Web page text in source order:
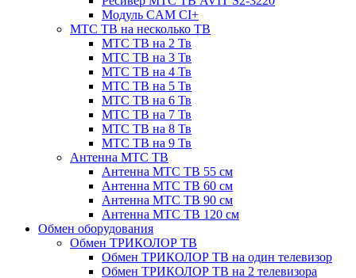
Модуль CAM CI+
МТС ТВ на несколько ТВ
МТС ТВ на 2 Тв
МТС ТВ на 3 Тв
МТС ТВ на 4 Тв
МТС ТВ на 5 Тв
МТС ТВ на 6 Тв
МТС ТВ на 7 Тв
МТС ТВ на 8 Тв
МТС ТВ на 9 Тв
Антенна МТС ТВ
Антенна МТС ТВ 55 см
Антенна МТС ТВ 60 см
Антенна МТС ТВ 90 см
Антенна МТС ТВ 120 см
Обмен оборудования
Обмен ТРИКОЛОР ТВ
Обмен ТРИКОЛОР ТВ на один телевизор
Обмен ТРИКОЛОР ТВ на 2 телевизора